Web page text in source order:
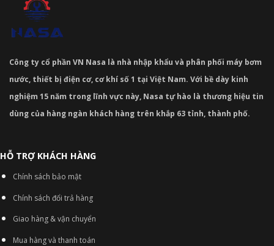
Công ty cổ phần VN Nasa là nhà nhập khẩu và phân phối máy bơm
nước, thiết bị điện cơ, cơ khí số 1 tại Việt Nam. Với bề dày kinh
nghiệm 15 năm trong lĩnh vực này, Nasa tự hào là thương hiệu tin
dùng của hàng ngàn khách hàng trên khắp 63 tỉnh, thành phố.
HỖ TRỢ KHÁCH HÀNG
Chính sách bảo mật
Chính sách đổi trả hàng
Giao hàng & vận chuyển
Mua hàng và thanh toán